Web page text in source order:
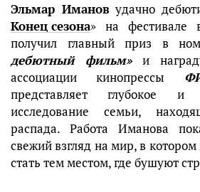
Эльмар Имановудачно
Конец сезона» на фестивале
получил главный приз в
дебютный фильм»и
ассоциации кинопрессы
представляет глубокое и
исследование семьи,
распада. Работа Иманова
свежий взгляд на мир, в
стать тем местом, где бушуют